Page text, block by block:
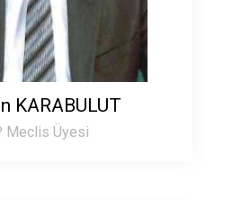
KARABULUT
Meclis Üyesi